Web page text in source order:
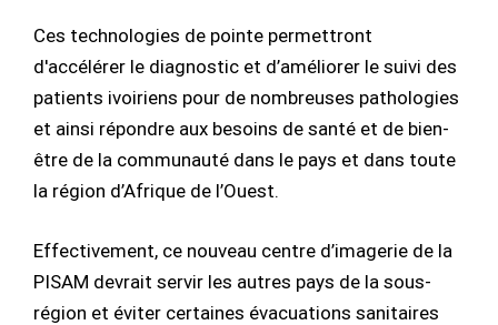
Ces technologies de pointe permettront
d'accélérer le diagnostic et d’améliorer le suivi des
patients ivoiriens pour de nombreuses pathologies
et ainsi répondre aux besoins de santé et de bien-
être de la communauté dans le pays et dans toute
la région d’Afrique de l’Ouest.
Effectivement, ce nouveau centre d’imagerie de la
PISAM devrait servir les autres pays de la sous-
région et éviter certaines évacuations sanitaires